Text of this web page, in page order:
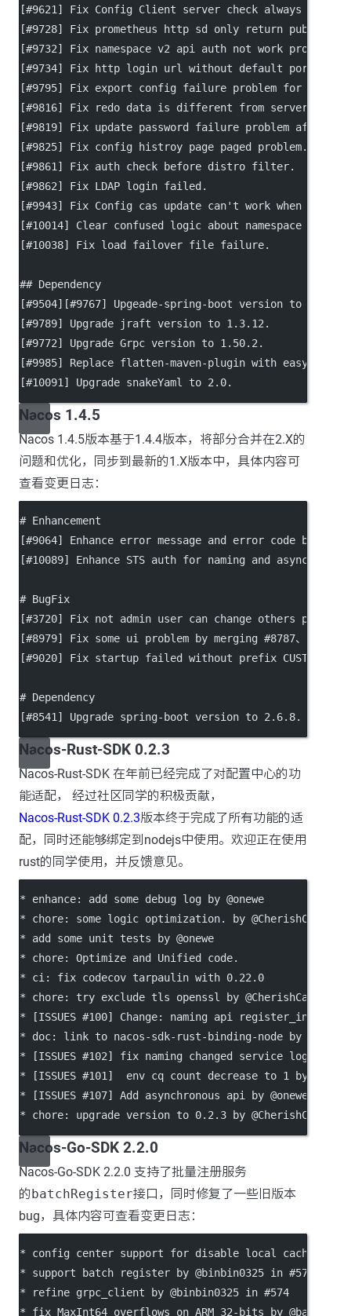
[#9621 ] Fix Config Client server check always up
[#9728] Fix prometheus http sd only return public
[#9732] Fix namespace v2 api auth not work problem.
[#9734] Fix http login url without default port
[#9795] Fix export config failure problem for non
[#9816] Fix redo data is different from server when
[#9819] Fix update password failure problem after
[#9825] Fix config histroy page paged problem.
[#9861 ] Fix auth check before distro filter.
[#9862] Fix LDAP login failed.
[#9943] Fix Config cas update can't work when using
[#10014] Clear confused logic about namespace
[#10038] Fix load failover file failure.
## Dependency
[#9504][#9767] Upgeade-spring-boot version to 2.6.14.
[#9789] Upgrade jraft version to 1.3.12.
[#9772] Upgrade Grpc version to 1.50.2.
[#9985] Replace flatten-maven-plugin with easyj-
[#10091 ] Upgrade snakeYaml to 2.0.
Nacos 1.4.5
Nacos 1.4.5版本基于1.4.4版本，将部分合并在2.X的
问题和优化，同步到最新的1.X版本中，具体内容可
查看变更日志：
# Enhancement
[#9064] Enhance error message and error code by
[#10089] Enhance STS auth for naming and async
# BugFix
[#3720] Fix not admin user can change others
[#8979] Fix some ui problem by merging #8787、
[#9020] Fix startup failed without prefix
# Dependency
[#8541 ] Upgrade spring-boot version to 2.6.8.
Nacos-Rust-SDK 0.2.3
Nacos-Rust-SDK 在年前已经完成了对配置中心的功
能适配， 经过社区同学的积极贡献，
Nacos-Rust-SDK 0.2.3版本终于完成了所有功能的适
配，同时还能够绑定到nodejs中使用。欢迎正在使用
rust的同学使用，并反馈意见。
* enhance: add some debug log by @onewe
* chore: some logic optimization. by @CherishCai
* add some unit tests by @onewe
* chore: Optimize and Unified code.
* ci: fix codecov tarpaulin with 0.22.0
* chore: try exclude tls openssl by @CherishCai
* [ISSUES #100] Change: naming api
* doc: link to nacos-sdk-rust-binding-node by
* [ISSUES #102] fix naming changed service log by
* [ISSUES #101]  env cq count decrease to 1 by @onewe
* [ISSUES #107] Add asynchronous api by @onewe
* chore: upgrade version to 0.2.3 by @CherishCai
Nacos-Go-SDK 2.2.0
Nacos-Go-SDK 2.2.0 支持了批量注册服务
的batchRegister接口，同时修复了一些旧版本
bug，具体内容可查看变更日志：
* config center support for disable local cache by
* support batch register by @binbin0325 in #573
* refine grpc_client by @binbin0325 in #574
* fix MaxInt64 overflows on ARM 32-bits by @bavelee